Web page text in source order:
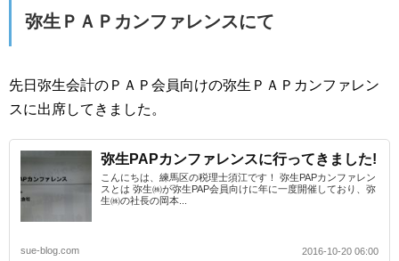
弥生ＰＡＰカンファレンスにて
先日弥生会計のＰＡＰ会員向けの弥生ＰＡＰカンファレン
スに出席してきました。
弥生PAPカンファレンスに行ってきました!
こんにちは、練馬区の税理士須江です！ 弥生PAPカンファレン
スとは 弥生㈱が弥生PAP会員向けに年に一度開催しており、弥
生㈱の社長の岡本...
sue-blog.com 2016-10-20 06:00